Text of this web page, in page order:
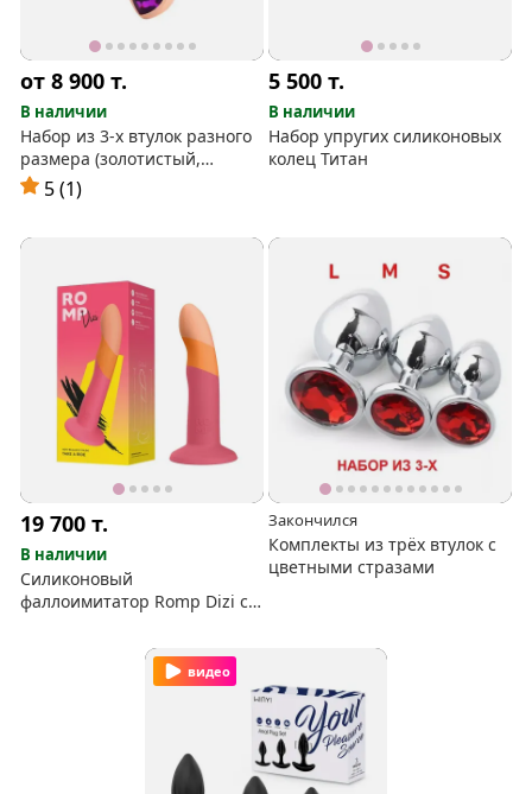
от 8 900т.
В наличии
Набор из 3-х втулок разного
размера (золотистый,
цветные стразы)
5 (1)
5 500т.
В наличии
Набор упругих силиконовых
колец Титан
19 700т.
В наличии
Силиконовый
фаллоимитатор Romp Dizi с
Закончился
Комплекты из трёх втулок с
цветными стразами
видео